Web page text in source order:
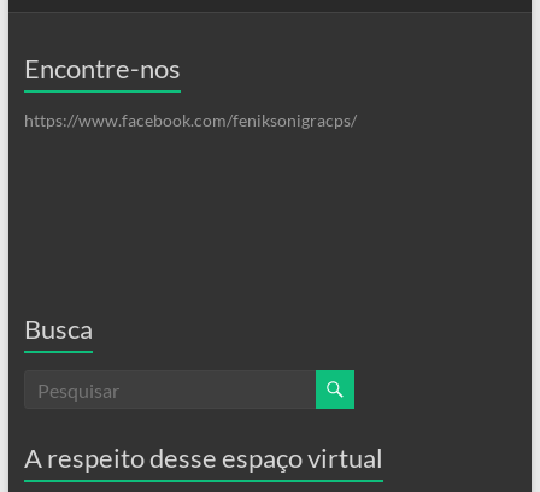
Encontre-nos
https://www.facebook.com/feniksonigracps/
Busca
A respeito desse espaço virtual